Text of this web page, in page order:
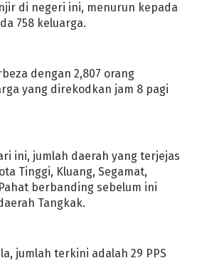
di negeri ini, menurun kepada
758 keluarga.
dengan 2,807 orang
yang direkodkan jam 8 pagi
ini, jumlah daerah yang terjejas
Tinggi, Kluang, Segamat,
berbanding sebelum ini
Tangkak.
jumlah terkini adalah 29 PPS